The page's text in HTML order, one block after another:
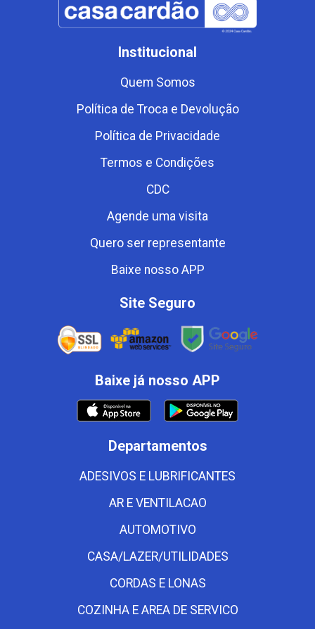
Institucional
Quem Somos
Política de Troca e Devolução
Política de Privacidade
Termos e Condições
CDC
Agende uma visita
Quero ser representante
Baixe nosso APP
Site Seguro
Baixe já nosso APP
Departamentos
ADESIVOS E LUBRIFICANTES
AR E VENTILACAO
AUTOMOTIVO
CASA/LAZER/UTILIDADES
CORDAS E LONAS
COZINHA E AREA DE SERVICO